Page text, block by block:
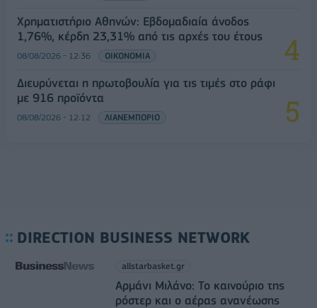
Χρηματιστήριο Αθηνών: Εβδομαδιαία άνοδος
1,76%, κέρδη 23,31% από τις αρχές του έτους
08/08/2026 - 12:36 ΟΙΚΟΝΟΜΙΑ
Διευρύνεται η πρωτοβουλία για τις τιμές στο ράφι
με 916 προϊόντα
08/08/2026 - 12:12 ΛΙΑΝΕΜΠΟΡΙΟ
DIRECTION BUSINESS NETWORK
allstarbasket.gr
Αρμάνι Μιλάνο: Το καινούριο της
ρόστερ και ο αέρας ανανέωσης